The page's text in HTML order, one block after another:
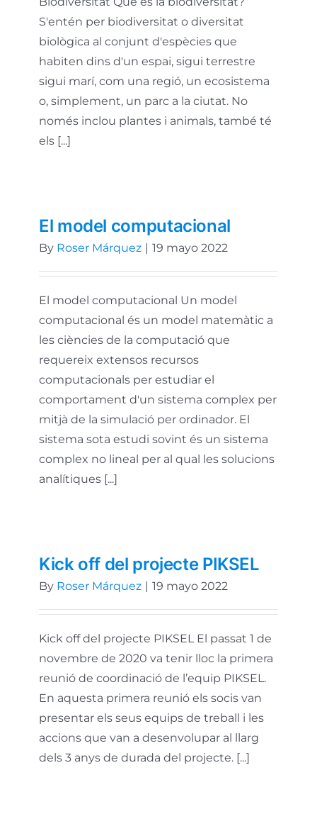
S'entén per biodiversitat o diversitat
biològica al conjunt d'espècies que
habiten dins d'un espai, sigui terrestre
sigui marí, com una regió, un ecosistema
o, simplement, un parc a la ciutat. No
només inclou plantes i animals, també té
els [...]
El model computacional
By Roser Márquez | 19 mayo 2022
El model computacional Un model
computacional és un model matemàtic a
les ciències de la computació que
requereix extensos recursos
computacionals per estudiar el
comportament d'un sistema complex per
mitjà de la simulació per ordinador. El
sistema sota estudi sovint és un sistema
complex no lineal per al qual les solucions
analítiques [...]
Kick off del projecte PIKSEL
By Roser Márquez | 19 mayo 2022
Kick off del projecte PIKSEL El passat 1 de
novembre de 2020 va tenir lloc la primera
reunió de coordinació de l’equip PIKSEL.
En aquesta primera reunió els socis van
presentar els seus equips de treball i les
accions que van a desenvolupar al llarg
dels 3 anys de durada del projecte. [...]